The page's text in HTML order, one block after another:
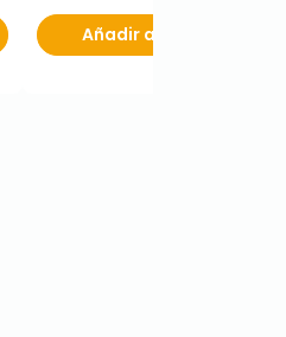
Añadir al carrito